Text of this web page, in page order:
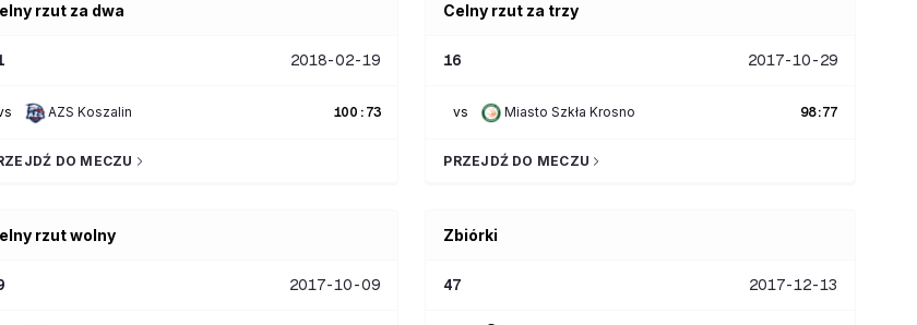
rzut za dwa
2018-02-19
AZS Koszalin 100 : 73
DO MECZU
Celny rzut za trzy
16 2017-10-29
vs Miasto Szkła Krosno 98:77
PRZEJDŹ DO MECZU
rzut wolny
2017-10-09
Zbiórki
47 2017-12-13